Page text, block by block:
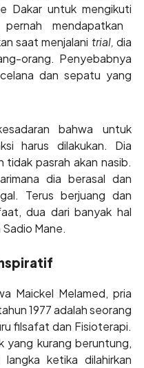
Dakar untuk mengikuti
mendapatkan
saat menjalani trial,dia
orang. Penyebabnya
dan sepatu yang
bahwa untuk
harus dilakukan. Dia
pasrah akan nasib.
dia berasal dan
Terus berjuang dan
dua dari banyak hal
Sadio Mane.
Maickel Melamed, pria
1977 adalah seorang
filsafat dan Fisioterapi.
yang kurang beruntung,
ketika dilahirkan